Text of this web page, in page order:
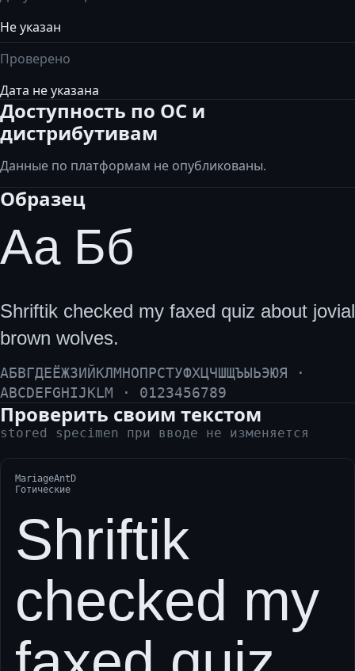
Не указан
Проверено
Дата не указана
Доступность по ОС и
дистрибутивам
Данные по платформам не опубликованы.
Образец
Аа Бб
Shriftik checked my faxed quiz about jovial
brown wolves.
АБВГДЕЁЖЗИЙКЛМНОПРСТУФХЦЧШЩЪЫЬЭЮЯ ·
ABCDEFGHIJKLM · 0123456789
Проверить своим текстом
stored specimen при вводе не изменяется
MariageAntD
Готические
Shriftik
checked my